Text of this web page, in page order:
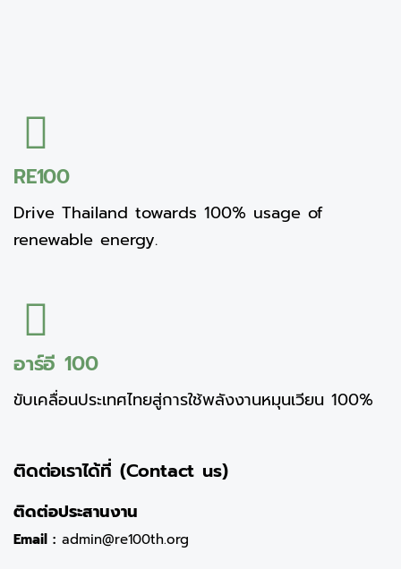
RE100
Drive Thailand towards 100% usage of
renewable energy.
อาร์อี 100
ขับเคลื่อนประเทศไทยสู่การใช้พลังงานหมุนเวียน 100%
ติดต่อเราได้ที่ (Contact us)
ติดต่อประสานงาน
Email : admin@re100th.org